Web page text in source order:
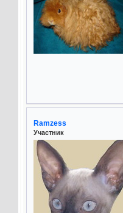
Ramzess
Участник